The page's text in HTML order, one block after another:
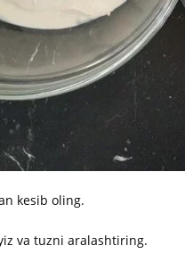
kesib oling.
va tuzni aralashtiring.